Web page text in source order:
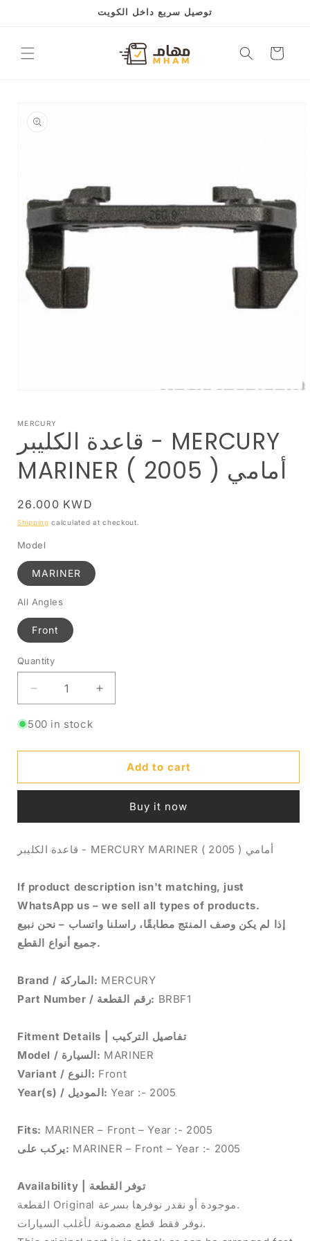
توصيل سريع داخل الكويت
Cart
information
in
MERCURY
قاعدة الكليبر - MERCURY
MARINER أمامي ( 2005 )
Regular
price
26.000 KWD
Shipping calculated at checkout.
Model
MARINER
All Angles
Front
Quantity
Quantity
Decrease
quantity
for
الكليبر
MERCURY
(
2005
)
Increase
quantity
الكليبر
MERCURY
(
)
500 in stock
Add to cart
Buy it now
قاعدة الكليبر - MERCURY MARINER أمامي ( 2005 )
If product description isn't matching, just
WhatsApp us – we sell all types of products.
إذا لم يكن وصف المنتج مطابقًا، راسلنا واتساب – نحن نبيع
جميع أنواع القطع.
Brand / الماركة: MERCURY
Part Number / رقم القطعة: BRBF1
Fitment Details | تفاصيل التركيب
Model / السيارة: MARINER
Variant / النوع: Front
Year(s) / الموديل: Year :- 2005
Fits: MARINER – Front – Year :- 2005
يركب على: MARINER – Front – Year :- 2005
Availability | توفر القطعة
القطعة Original موجودة أو نقدر نوفرها بسرعة.
نوفر فقط قطع مضمونة لأغلب السيارات.